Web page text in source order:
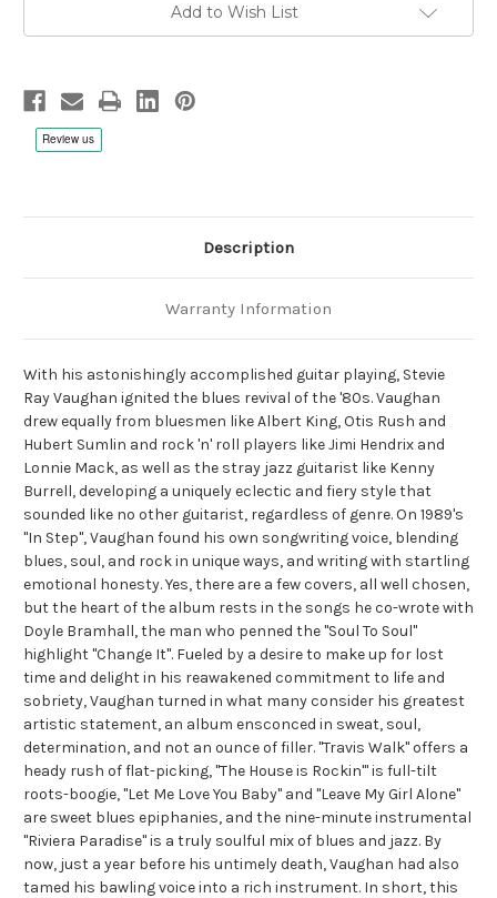
Add to Wish List
Description
Warranty Information
With his astonishingly accomplished guitar playing, Stevie
Ray Vaughan ignited the blues revival of the '80s. Vaughan
drew equally from bluesmen like Albert King, Otis Rush and
Hubert Sumlin and rock 'n' roll players like Jimi Hendrix and
Lonnie Mack, as well as the stray jazz guitarist like Kenny
Burrell, developing a uniquely eclectic and fiery style that
sounded like no other guitarist, regardless of genre. On 1989's
"In Step", Vaughan found his own songwriting voice, blending
blues, soul, and rock in unique ways, and writing with startling
emotional honesty. Yes, there are a few covers, all well chosen,
but the heart of the album rests in the songs he co-wrote with
Doyle Bramhall, the man who penned the "Soul To Soul"
highlight "Change It". Fueled by a desire to make up for lost
time and delight in his reawakened commitment to life and
sobriety, Vaughan turned in what many consider his greatest
artistic statement, an album ensconced in sweat, soul,
determination, and not an ounce of filler. "Travis Walk" offers a
heady rush of flat-picking, "The House is Rockin'" is full-tilt
roots-boogie, "Let Me Love You Baby" and "Leave My Girl Alone"
are sweet blues epiphanies, and the nine-minute instrumental
"Riviera Paradise" is a truly soulful mix of blues and jazz. By
now, just a year before his untimely death, Vaughan had also
tamed his bawling voice into a rich instrument. In short, this